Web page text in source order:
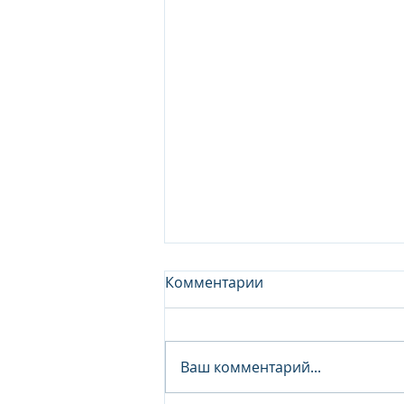
Комментарии
Ваш комментарий...